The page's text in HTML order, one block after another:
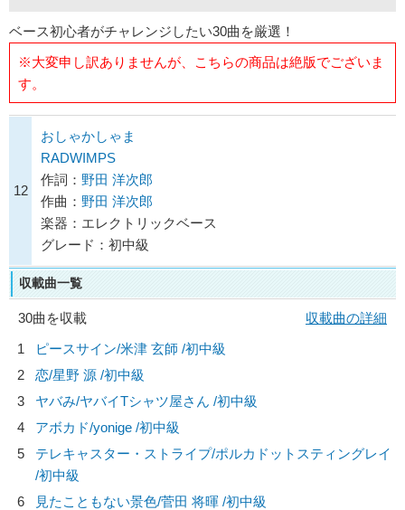
ベース初心者がチャレンジしたい30曲を厳選！
※大変申し訳ありませんが、こちらの商品は絶版でございま
す。
12
おしゃかしゃま
RADWIMPS
作詞： 野田 洋次郎
作曲： 野田 洋次郎
楽器：エレクトリックベース
グレード：初中級
収載曲一覧
30曲を収載
収載曲の詳細
1
ピースサイン/米津 玄師 /初中級
2
恋/星野 源 /初中級
3
ヤバみ/ヤバイTシャツ屋さん /初中級
4
アボカド/yonige /初中級
5
テレキャスター・ストライプ/ポルカドットスティングレイ
/初中級
6
見たこともない景色/菅田 将暉 /初中級